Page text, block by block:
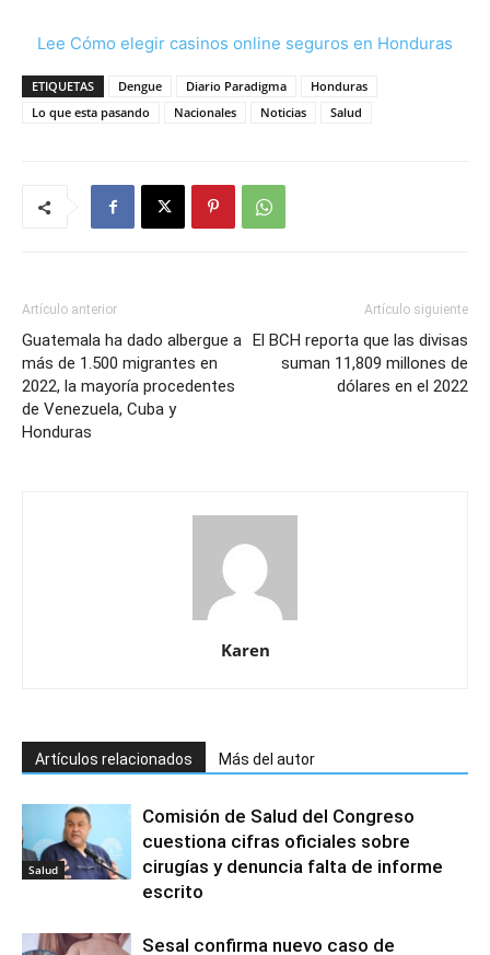
Lee Cómo elegir casinos online seguros en Honduras
ETIQUETAS Dengue Diario Paradigma
Honduras
Lo que esta pasando
Nacionales Noticias Salud
Artículo anterior
Guatemala ha dado albergue a
más de 1.500 migrantes en
2022, la mayoría procedentes
de Venezuela, Cuba y
Honduras
Artículo siguiente
El BCH reporta que las divisas
suman 11,809 millones de
dólares en el 2022
Karen
Artículos relacionados Más del autor
Salud
Comisión de Salud del Congreso
cuestiona cifras oficiales sobre
cirugías y denuncia falta de informe
escrito
Sesal confirma nuevo caso de